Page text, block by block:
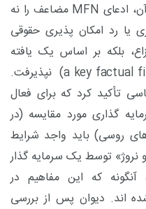
ادعای MFNمضاعف را نه
یا رد امکان پذیری حقوقی
بلکه بر اساس یک یافته
(a key factual نپذیرفت.
تأکید کرد که برای فعال
گذاری مورد مقایسه (در
روسی) باید واجد شرایط
نروژ» توسط یک سرمایه گذار
که این مفاهیم در
اند. دیوان پس از بررسی